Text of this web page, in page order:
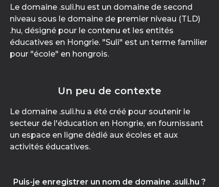
Le domaine .suli.hu est un domaine de second
niveau sous le domaine de premier niveau (TLD)
.hu, désigné pour le contenu et les entités
éducatives en Hongrie. "Suli" est un terme familier
pour "école" en hongrois.
Un peu de contexte
Le domaine .suli.hu a été créé pour soutenir le
secteur de l'éducation en Hongrie, en fournissant
un espace en ligne dédié aux écoles et aux
activités éducatives.
Puis-je enregistrer un nom de domaine .suli.hu ?